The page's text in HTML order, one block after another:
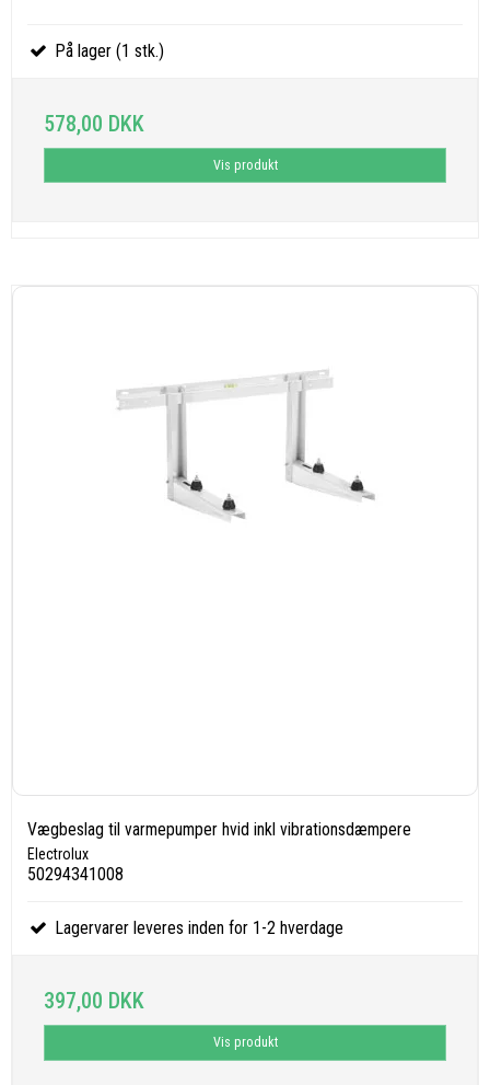
På lager (1 stk.)
578,00 DKK
Vis produkt
Vægbeslag til varmepumper hvid inkl vibrationsdæmpere
Electrolux
50294341008
Lagervarer leveres inden for 1-2 hverdage
397,00 DKK
Vis produkt